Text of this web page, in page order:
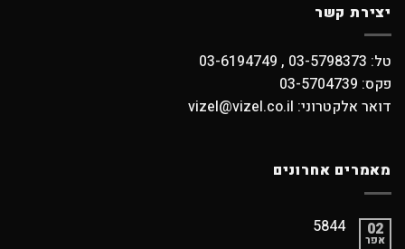
יצירת קשר
טל: 03-5798373 , 03-6194749
פקס: 03-5704739
דואר אלקטרוני: vizel@vizel.co.il
מאמרים אחרונים
02
אפר
5844